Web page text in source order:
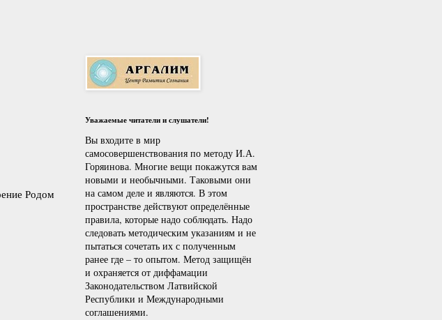
Родом
Уважаемые читатели и слушатели!
Вы входите в мир
самосовершенствования по методу И.А.
Горяинова. Многие вещи покажутся вам
новыми и необычными. Таковыми они
на самом деле и являются. В этом
пространстве действуют определённые
правила, которые надо соблюдать. Надо
следовать методическим указаниям и не
пытаться сочетать их с полученным
ранее где – то опытом. Метод защищён
и охраняется от диффамации
Законодательством Латвийской
Республики и Международными
соглашениями.